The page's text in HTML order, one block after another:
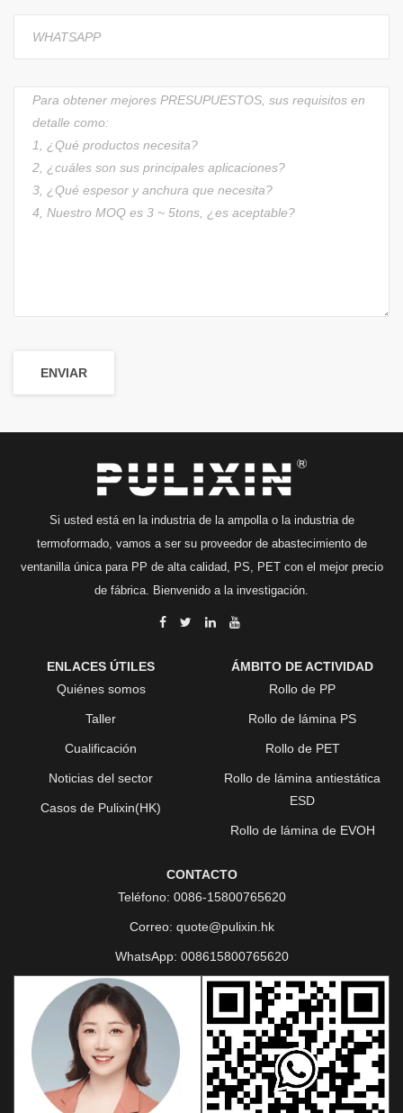
Si usted está en la industria de la ampolla o la industria de
termoformado, vamos a ser su proveedor de abastecimiento de
ventanilla única para PP de alta calidad, PS, PET con el mejor precio
de fábrica. Bienvenido a la investigación.
ENLACES ÚTILES
Quiénes somos
Taller
Cualificación
Noticias del sector
Casos de Pulixin(HK)
ÁMBITO DE ACTIVIDAD
Rollo de PP
Rollo de lámina PS
Rollo de PET
Rollo de lámina antiestática
ESD
Rollo de lámina de EVOH
CONTACTO
Teléfono: 0086-15800765620
Correo: quote@pulixin.hk
WhatsApp: 008615800765620